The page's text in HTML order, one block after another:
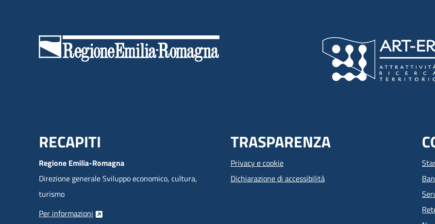
Menu Footer
RECAPITI
Regione Emilia-Romagna
Direzione generale Sviluppo economico, cultura,
turismo
Per informazioni
TRASPARENZA
Privacy e cookie
Dichiarazione di accessibilità